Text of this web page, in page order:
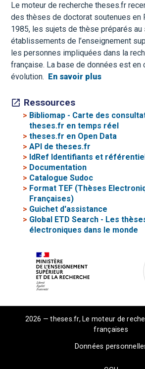
Le moteur de recherche theses.fr
des thèses de doctorat soutenues en
1985, les sujets de thèse préparés au
établissements de l’enseignement
les personnes impliquées dans la
française. La base de données est en
évolution.
En savoir plus
Ressources
> Bibliomap - Carte des
theses.fr en temps réel
>theses.fr en Open Data
>API de theses.fr
> IdRef Identifiants et
> Documentation
> Catalogue Sudoc
> Format TEF (Thèses
Françaises)
> Guichet d'assistance
> Global ETD Search - Les
électroniques dans le monde
2026 — theses.fr, Le moteur de
françaises
Données